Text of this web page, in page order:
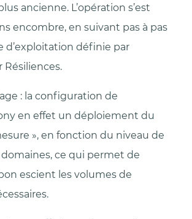
ancienne. L’opération s’est
encombre, en suivant pas à pas
d’exploitation définie par
Résiliences.
: la configuration de
en effet un déploiement du
», en fonction du niveau de
ce qui permet de
escient les volumes de